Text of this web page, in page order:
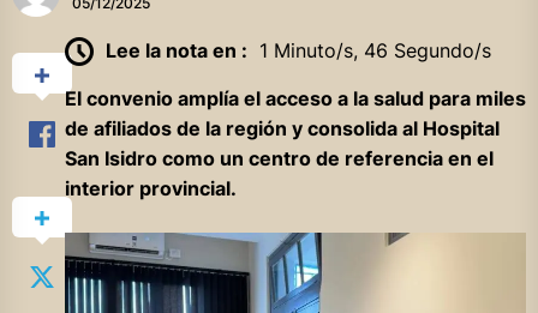
Lee la nota en : 1 Minuto/s, 46 Segundo/s
El convenio amplía el acceso a la salud para miles
de afiliados de la región y consolida al Hospital
San Isidro como un centro de referencia en el
interior provincial.